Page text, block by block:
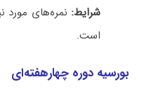
شرایط: نمره‌های مورد
است.
بورسیه دوره چهارهفته‌ای